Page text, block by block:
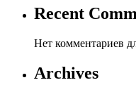
Recent
Нет комментариев
Archives